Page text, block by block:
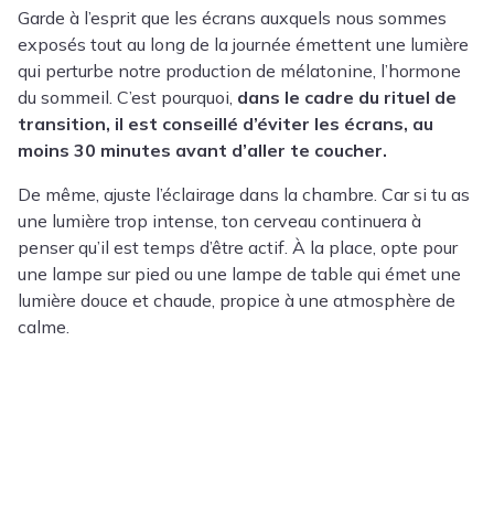
Garde à l’esprit que les écrans auxquels nous sommes
exposés tout au long de la journée émettent une lumière
qui perturbe notre production de mélatonine, l’hormone
du sommeil. C’est pourquoi, dans le cadre du rituel de
transition, il est conseillé d’éviter les écrans, au
moins 30 minutes avant d’aller te coucher.
De même, ajuste l’éclairage dans la chambre. Car si tu as
une lumière trop intense, ton cerveau continuera à
penser qu’il est temps d’être actif. À la place, opte pour
une lampe sur pied ou une lampe de table qui émet une
lumière douce et chaude, propice à une atmosphère de
calme.